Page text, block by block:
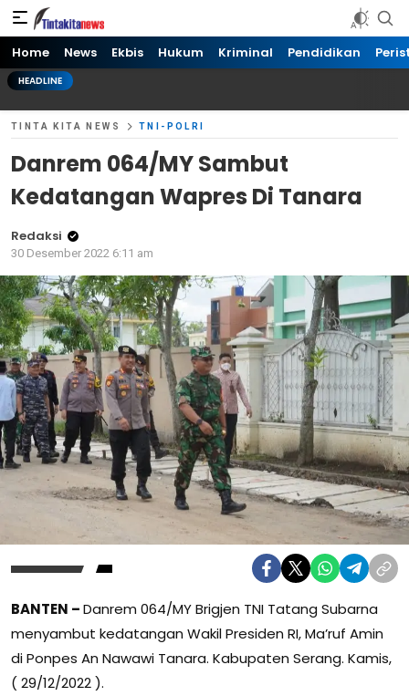
Tinta kita News
Informasi Terkini
Home News Ekbis Hukum Kriminal Pendidikan
HEADLINE
TINTA KITA NEWS TNI-POLRI
Danrem 064/MY Sambut
Kedatangan Wapres Di Tanara
Redaksi
30 Desember 2022 6:11 am
BANTEN –Danrem 064/MY Brigjen TNI Tatang Subarna
menyambut kedatangan Wakil Presiden RI, Ma’ruf Amin
di Ponpes An Nawawi Tanara. Kabupaten Serang. Kamis,
( 29/12/2022 ).